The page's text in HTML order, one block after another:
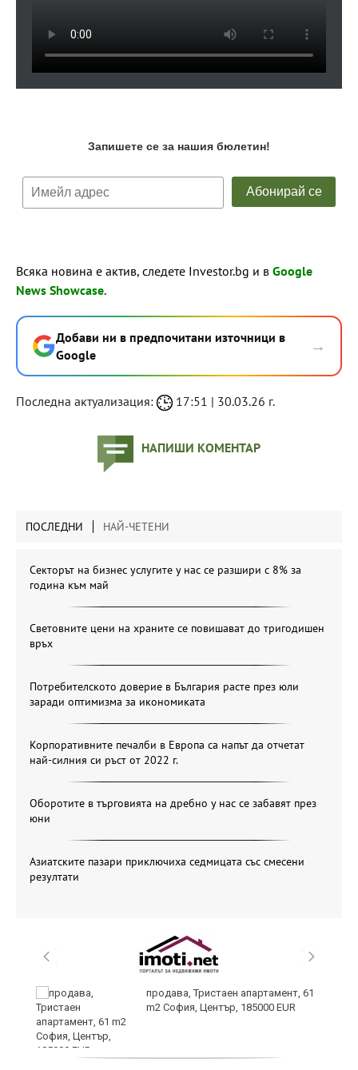
Всяка новина е актив, следете Investor.bg и в Google
News Showcase.
Добави ни в предпочитани източници в
Google
→
Последна актуализация: 17:51 | 30.03.26 г.
НАПИШИ КОМЕНТАР
ПОСЛЕДНИ НАЙ-ЧЕТЕНИ
Секторът на бизнес услугите у нас се разшири с 8% за
година към май
Световните цени на храните се повишават до тригодишен
връх
Потребителското доверие в България расте през юли
заради оптимизма за икономиката
Корпоративните печалби в Европа са напът да отчетат
най-силния си ръст от 2022 г.
Оборотите в търговията на дребно у нас се забавят през
юни
Азиатските пазари приключиха седмицата със смесени
резултати
продава, Тристаен апартамент, 61
m2 София, Център, 185000 EUR